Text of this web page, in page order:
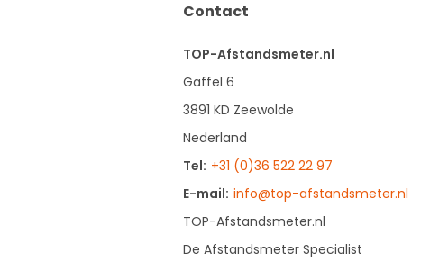
Contact
TOP-Afstandsmeter.nl
Gaffel 6
3891 KD Zeewolde
Nederland
Tel: +31 (0)36 522 22 97
E-mail: info@top-afstandsmeter.nl
TOP-Afstandsmeter.nl
De Afstandsmeter Specialist